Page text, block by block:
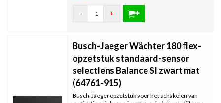
- +
Busch-Jaeger Wächter 180 flex-
opzetstuk standaard-sensor
selectlens Balance SI zwart mat
(64761-915)
Busch-Jaeger opzetstuk voor het schakelen van